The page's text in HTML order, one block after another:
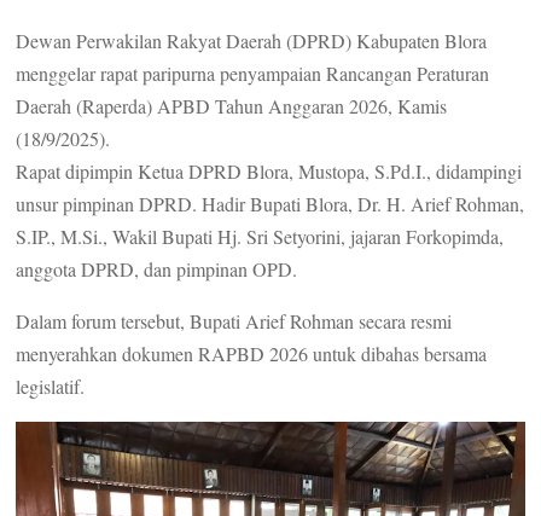
Dewan Perwakilan Rakyat Daerah (DPRD) Kabupaten Blora
menggelar rapat paripurna penyampaian Rancangan Peraturan
Daerah (Raperda) APBD Tahun Anggaran 2026, Kamis
(18/9/2025).
Rapat dipimpin Ketua DPRD Blora, Mustopa, S.Pd.I., didampingi
unsur pimpinan DPRD. Hadir Bupati Blora, Dr. H. Arief Rohman,
S.IP., M.Si., Wakil Bupati Hj. Sri Setyorini, jajaran Forkopimda,
anggota DPRD, dan pimpinan OPD.
Dalam forum tersebut, Bupati Arief Rohman secara resmi
menyerahkan dokumen RAPBD 2026 untuk dibahas bersama
legislatif.